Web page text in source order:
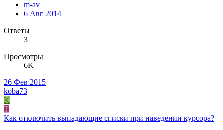
m-av
6 Авг 2014
Ответы
3
Просмотры
6K
26 Фев 2015
koba73
K
T
Как отключить выпадающие списки при наведении курсора?